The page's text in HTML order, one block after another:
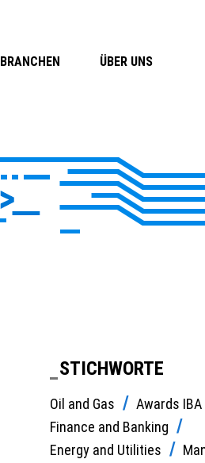
BRANCHEN ÜBER UNS
STICHWORTE
Oil and Gas
Awards IBA
Finance and Banking
Energy and Utilities